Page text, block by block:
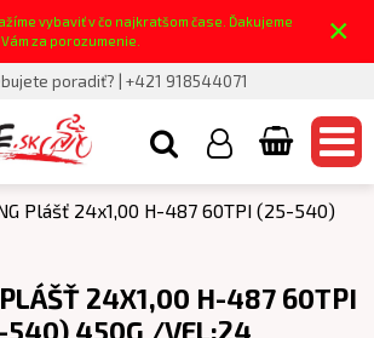
vybaviť v čo najkratšom čase. Ďakujeme
Vám za porozumenie.
×
poradiť? | +421 918544071
Plášť 24x1,00 H-487 60TPI (25-540)
PLÁŠŤ 24X1,00 H-487 60TPI
540) 450G /VEL:24